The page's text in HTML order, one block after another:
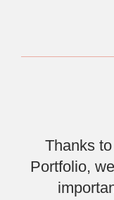
Thanks
Portfolio,